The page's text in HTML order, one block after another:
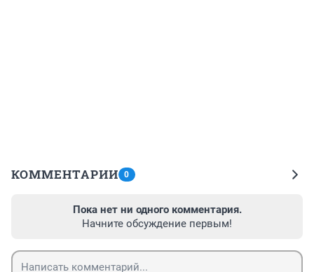
КОММЕНТАРИИ 0
Пока нет ни одного комментария.
Начните обсуждение первым!